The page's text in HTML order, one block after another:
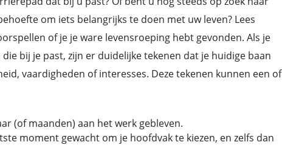
om iets belangrijks te doen met uw leven? Lees
of je je ware levensroeping hebt gevonden. Als je
bij je past, zijn er duidelijke tekenen dat je huidige baan
vaardigheden of interesses. Deze tekenen kunnen een of
(of maanden) aan het werk gebleven.
moment gewacht om je hoofdvak te kiezen, en zelfs dan